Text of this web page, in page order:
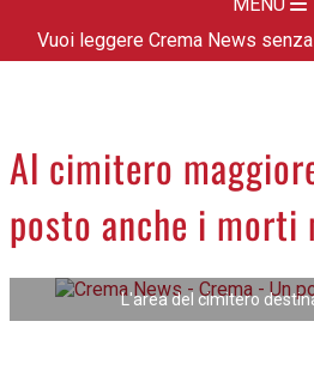
LA PIAZZA
ANIMALI
Vuoi leggere Crema News
Al cimitero
posto anche i morti
L'area del cimitero